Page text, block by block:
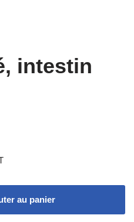
intestin
au panier